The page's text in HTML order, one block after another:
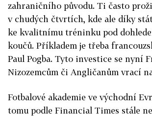
zahraničního původu. Ti často
v chudých čtvrtích, kde ale díky
ke kvalitnímu tréninku pod
koučů. Příkladem je třeba
Paul Pogba. Tyto investice se nyní
Nizozemcům či Angličanům vrací
Fotbalové akademie ve východní
tomu podle Financial Times stále